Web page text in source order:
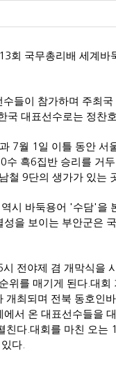
13회 국무총리배 세계바
수들이 참가하며 주최
국 대표선수로는 정찬
7월 1 일 이틀 동안 서
수 흑6집반 승리를 거
철 9단의 생가가 있는
시 바둑용어 ' 수담' 을
을 보이는 부안군은
시 전야제 겸 개막식을
위를 매기게 된다 대회
개최되며 전북 동호인
서 온 대표선수들을
친다 대회를 마친 오는
다